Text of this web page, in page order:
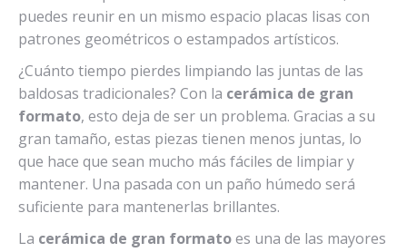
puedes reunir en un mismo espacio placas lisas con
patrones geométricos o estampados artísticos.
¿Cuánto tiempo pierdes limpiando las juntas de las
baldosas tradicionales? Con la cerámica de gran
formato, esto deja de ser un problema. Gracias a su
gran tamaño, estas piezas tienen menos juntas, lo
que hace que sean mucho más fáciles de limpiar y
mantener. Una pasada con un paño húmedo será
suficiente para mantenerlas brillantes.
La cerámica de gran formatoes una de las mayores